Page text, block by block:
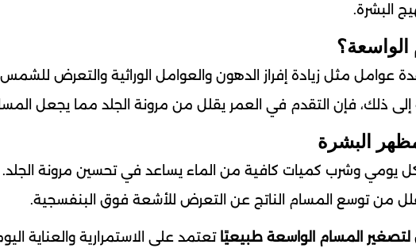
البشرة.
عوامل مثل زيادة إفراز الدهون والعوامل الوراثية والتعرض
ذلك، فإن التقدم في العمر يقلل من مرونة الجلد مما يجعل
البشرة
يومي وشرب كميات كافية من الماء يساعد في تحسين مرونة
من توسع المسام الناتج عن التعرض للأشعة فوق البنفسجية.
تعتمد على الاستمرارية والعناية